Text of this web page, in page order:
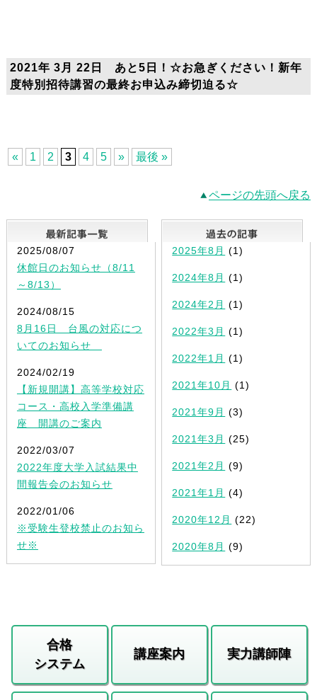
2021年 3月 22日 あと5日！☆お急ぎください！新年
度特別招待講習の最終お申込み締切迫る☆
« 1 2 3 4 5 » 最後 »
ページの先頭へ戻る
最新記事一覧
2025/08/07
休館日のお知らせ（8/11
～8/13）
2024/08/15
8月16日 台風の対応につ
いてのお知らせ
2024/02/19
【新規開講】高等学校対応
コース・高校入学準備講
座 開講のご案内
2022/03/07
2022年度大学入試結果中
間報告会のお知らせ
2022/01/06
※受験生登校禁止のお知ら
せ※
2025年8月 (1)
2024年8月 (1)
2024年2月 (1)
2022年3月 (1)
2022年1月 (1)
2021年10月 (1)
2021年9月 (3)
2021年3月 (25)
2021年2月 (9)
2021年1月 (4)
2020年12月 (22)
2020年8月 (9)
合格
システム
講座案内 実力講師陣